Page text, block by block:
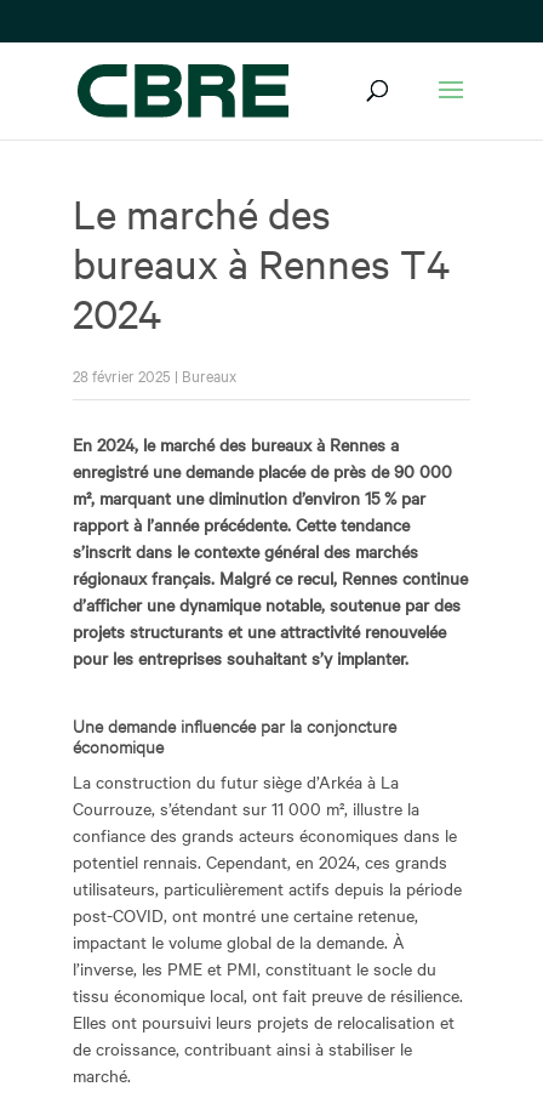
Le marché des
bureaux à Rennes T4
2024
28 février 2025 | Bureaux
En 2024, le marché des bureaux à Rennes a
enregistré une demande placée de près de 90 000
m², marquant une diminution d’environ 15 % par
rapport à l’année précédente. Cette tendance
s’inscrit dans le contexte général des marchés
régionaux français. Malgré ce recul, Rennes continue
d’afficher une dynamique notable, soutenue par des
projets structurants et une attractivité renouvelée
pour les entreprises souhaitant s’y implanter.
Une demande influencée par la conjoncture
économique
La construction du futur siège d’Arkéa à La
Courrouze, s’étendant sur 11 000 m², illustre la
confiance des grands acteurs économiques dans le
potentiel rennais. Cependant, en 2024, ces grands
utilisateurs, particulièrement actifs depuis la période
post-COVID, ont montré une certaine retenue,
impactant le volume global de la demande. À
l’inverse, les PME et PMI, constituant le socle du
tissu économique local, ont fait preuve de résilience.
Elles ont poursuivi leurs projets de relocalisation et
de croissance, contribuant ainsi à stabiliser le
marché.